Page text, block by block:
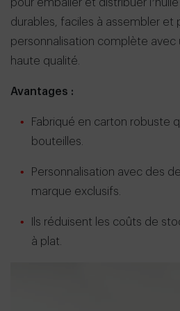
pour emballer et distribuer l’huile
durables, faciles à assembler et
personnalisation complète avec
haute qualité.
Avantages :
Fabriqué en carton robuste
bouteilles.
Personnalisation avec des
marque exclusifs.
Ils réduisent les coûts de
à plat.